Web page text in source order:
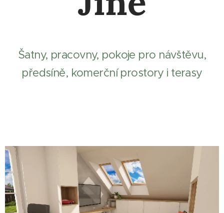
Šatny, pracovny, pokoje pro návštěvu,
předsíně, komerční prostory i terasy